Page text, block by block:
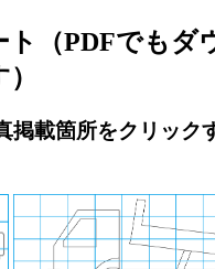
ト
（PDFでもダ
掲載箇所をクリック